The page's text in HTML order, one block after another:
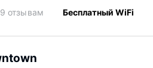
отзывам Бесплатный WiFi